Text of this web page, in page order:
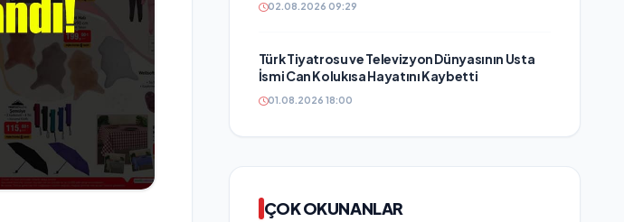
02.08.2026 09:29
Türk Tiyatrosu ve Televizyon Dünyasının Usta
İsmi Can Kolukısa Hayatını Kaybetti
01.08.2026 18:00
ÇOK OKUNANLAR